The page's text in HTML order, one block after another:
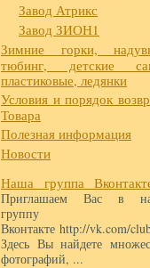
Завод Атрикс
Завод ЗИОН1
Зимние горки,
тюбинг, детские
пластиковые, ледянки
Условия и порядок
Товара
Полезная информация
Новости
Наша группа
Приглашаем Вас в
группу
Вконтакте http://vk.com/
Здесь Вы найдете
фотографий, ...